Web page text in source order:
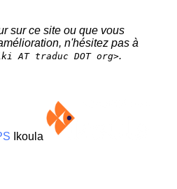
sur ce site ou que vous
n'hésitez pas à
AT traduc DOT org>.
Ikoula